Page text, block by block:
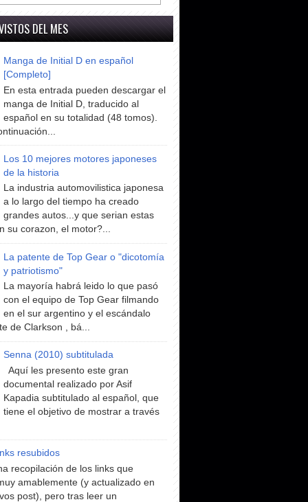
DEL MES
Manga de Initial D en español
[Completo]
En esta entrada pueden descargar el
manga de Initial D, traducido al
español en su totalidad (48 tomos).
Los 10 mejores motores japoneses
de la historia
La industria automovilistica japonesa
a lo largo del tiempo ha creado
grandes autos...y que serian estas
su corazon, el motor?...
La patente de Top Gear o "dicotomía
y patriotismo"
La mayoría habrá leido lo que pasó
con el equipo de Top Gear filmando
en el sur argentino y el escándalo
de Clarkson , bá...
Senna (2010) subtitulada
Aquí les presento este gran
documental realizado por Asif
Kapadia subtitulado al español, que
tiene el objetivo de mostrar a través
resubidos
recopilación de los links que
amablemente (y actualizado en
post), pero tras leer un